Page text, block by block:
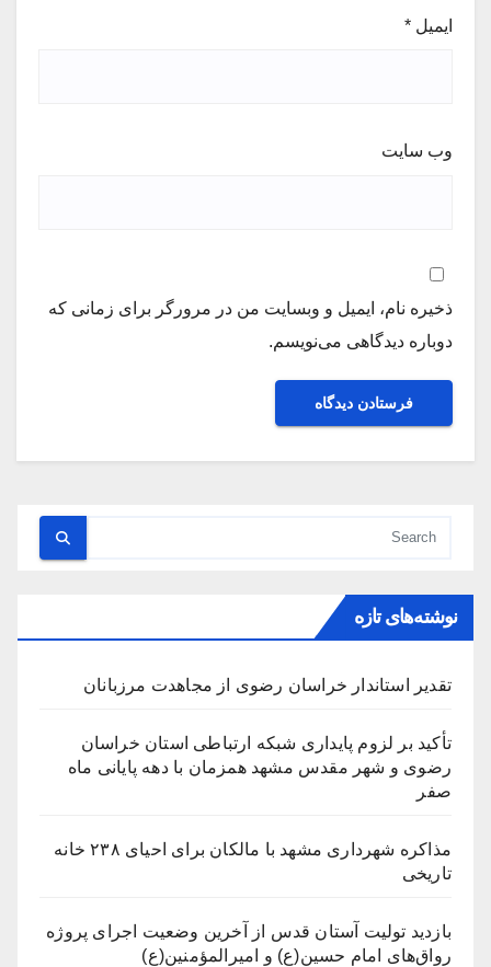
ایمیل *
وب‌ سایت
ذخیره نام، ایمیل و وبسایت من در مرورگر برای زمانی که
دوباره دیدگاهی می‌نویسم.
نوشته‌های تازه
تقدیر استاندار خراسان رضوی از مجاهدت مرزبانان
تأکید بر لزوم پایداری شبکه ارتباطی استان خراسان
رضوی و شهر مقدس مشهد همزمان با دهه پایانی ماه
صفر
مذاکره شهرداری مشهد با مالکان برای احیای ۲۳۸ خانه
تاریخی
بازدید تولیت آستان قدس از آخرین وضعیت اجرای پروژه
رواق‌های امام حسین(ع) و امیرالمؤمنین(ع)